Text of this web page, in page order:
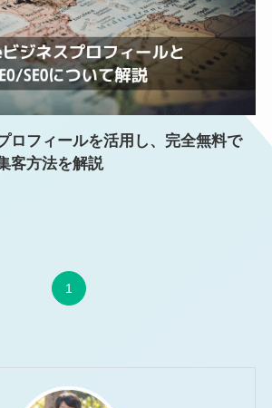
窓口
い合わせ →
りご連絡ください。
ロフィールを活用し、完全無料で
客方法を解説
1